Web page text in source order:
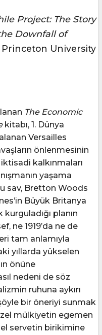
Project: The Story
Downfall of
University
The Economic
kitabı, 1. Dünya
Versailles
önlenmesinin
kalkınmaları
yaşama
sav, Bretton Woods
Büyük Britanya
planın
ne 1919’da ne de
tam anlamıyla
yıllarda yükselen
önüne
nedeni de söz
ruhuna aykırı
bir öneriyi sunmak
mülkiyetin egemen
servetin birikimine